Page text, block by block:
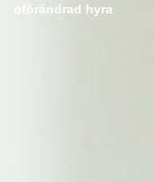
oförändrad hyra